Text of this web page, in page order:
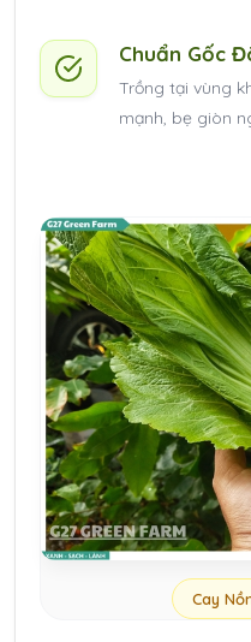
Chuẩn Gốc
Trồng tại vùng
mạnh, bẹ giòn
Cay